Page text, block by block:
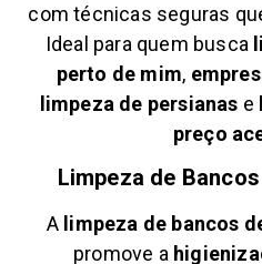
com técnicas seguras
Ideal para quem busca
perto de mim,
limpeza de persianas e
preço
Limpeza de
A limpeza de bancos
promove a